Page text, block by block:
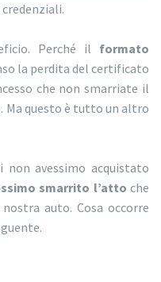
Perché il formato
la perdita del certificato
che non smarriate il
Ma questo è tutto un altro
avessimo acquistato
smarrito l’atto che
auto. Cosa occorre